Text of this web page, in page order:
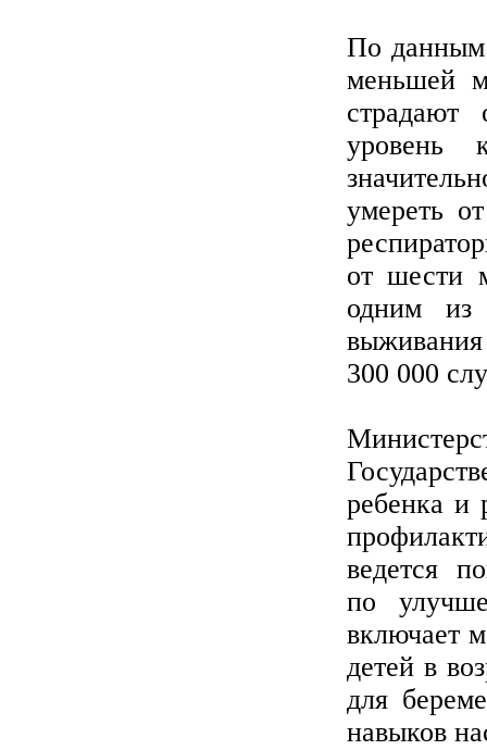
По
меньшей
уровень
умереть
от шести
одним из
выживания
300 000
ребенка и
ведется
по
включает
детей в
для
навыков